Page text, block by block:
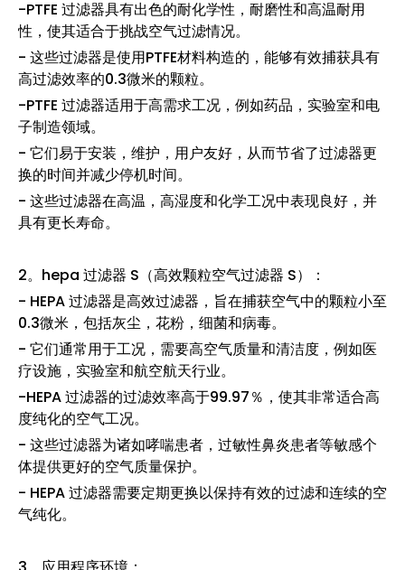
-PTFE 过滤器具有出色的耐化学性，耐磨性和高温耐用
性，使其适合于挑战空气过滤情况。
- 这些过滤器是使用PTFE材料构造的，能够有效捕获具有
高过滤效率的0.3微米的颗粒。
-PTFE 过滤器适用于高需求工况，例如药品，实验室和电
子制造领域。
- 它们易于安装，维护，用户友好，从而节省了过滤器更
换的时间并减少停机时间。
- 这些过滤器在高温，高湿度和化学工况中表现良好，并
具有更长寿命。
2。hepa 过滤器 S（高效颗粒空气过滤器 S）：
- HEPA 过滤器是高效过滤器，旨在捕获空气中的颗粒小至
0.3微米，包括灰尘，花粉，细菌和病毒。
- 它们通常用于工况，需要高空气质量和清洁度，例如医
疗设施，实验室和航空航天行业。
-HEPA 过滤器的过滤效率高于99.97％，使其非常适合高
度纯化的空气工况。
- 这些过滤器为诸如哮喘患者，过敏性鼻炎患者等敏感个
体提供更好的空气质量保护。
- HEPA 过滤器需要定期更换以保持有效的过滤和连续的空
气纯化。